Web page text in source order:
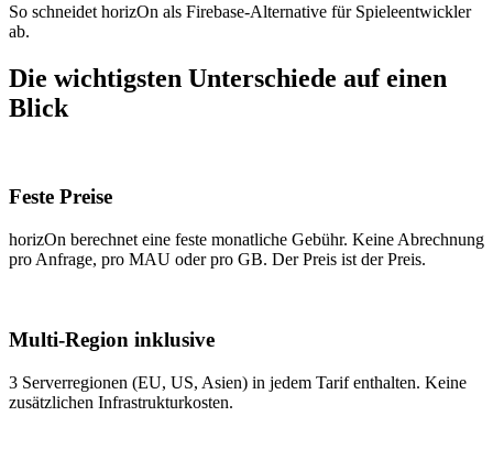
So schneidet horizOn als Firebase-Alternative für Spieleentwickler
ab.
Die wichtigsten Unterschiede auf einen
Blick
Feste Preise
horizOn berechnet eine feste monatliche Gebühr. Keine Abrechnung
pro Anfrage, pro MAU oder pro GB. Der Preis ist der Preis.
Multi-Region inklusive
3 Serverregionen (EU, US, Asien) in jedem Tarif enthalten. Keine
zusätzlichen Infrastrukturkosten.